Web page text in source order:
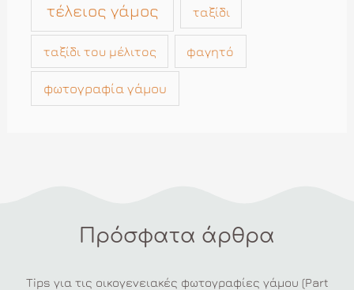
τέλειος γάμος ταξίδι
ταξίδι του μέλιτος φαγητό
φωτογραφία γάμου
Πρόσφατα άρθρα
Tips για τις οικογενειακές φωτογραφίες γάμου (Part